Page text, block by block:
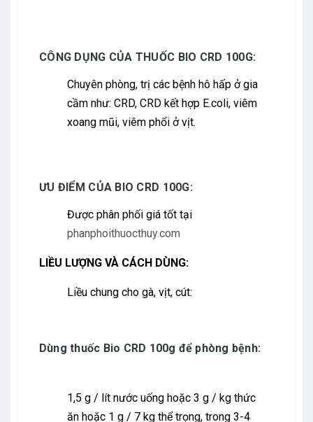
CÔNG DỤNG CỦA THUỐC BIO CRD 100G:
Chuyên phòng, trị các bệnh hô hấp ở gia
cầm như: CRD, CRD kết hợp E.coli, viêm
xoang mũi, viêm phổi ở vịt.
ƯU ĐIỂM CỦA BIO CRD 100G:
Được phân phối giá tốt tại
phanphoithuocthuy.com
LIỀU LƯỢNG VÀ CÁCH DÙNG:
Liều chung cho gà, vịt, cút:
Dùng thuốc Bio CRD 100g để phòng bệnh:
1,5 g / lít nước uống hoặc 3 g / kg thức
ăn hoặc 1 g / 7 kg thể trọng, trong 3-4